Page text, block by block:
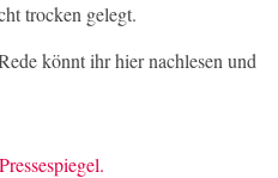
trocken gelegt.
könnt ihr hier nachlesen und